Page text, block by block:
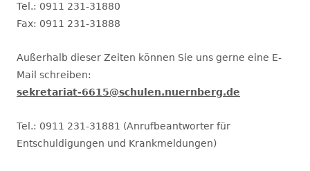
Tel.: 0911 231-31880
Fax: 0911 231-31888
Außerhalb dieser Zeiten können Sie uns gerne eine E-
Mail schreiben:
sekretariat-6615@schulen.nuernberg.de
Tel.: 0911 231-31881 (Anrufbeantworter für
Entschuldigungen und Krankmeldungen)